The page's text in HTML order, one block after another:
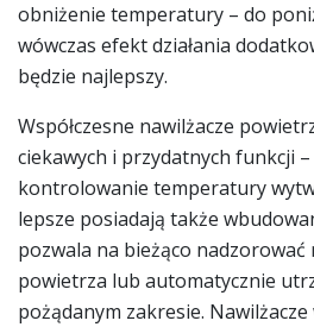
obniżenie temperatury – do
wówczas efekt działania
będzie najlepszy.
Współczesne nawilżacze
ciekawych i przydatnych funkcji
kontrolowanie temperatury
lepsze posiadają także
pozwala na bieżąco
powietrza lub automatycznie
pożądanym zakresie.